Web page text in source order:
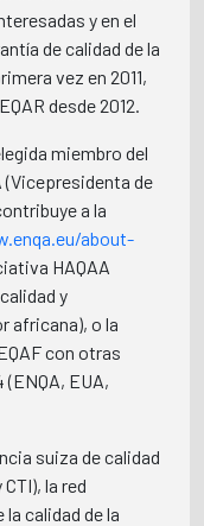
y en el
de calidad de la
vez en 2011,
desde 2012.
miembro del
(Vicepresidenta de
a la
about-
HAQAA
y
africana), o la
con otras
EUA,
suiza de calidad
la red
calidad de la